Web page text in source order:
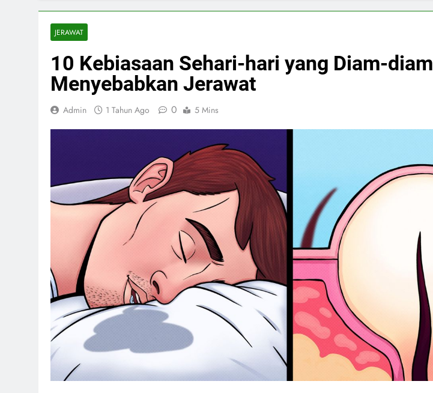
JERAWAT
10 Kebiasaan Sehari-hari yang Diam-diam
Menyebabkan Jerawat
Admin 1 Tahun Ago 0 5 Mins